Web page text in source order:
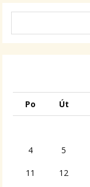
Po Út
4 5
11 12